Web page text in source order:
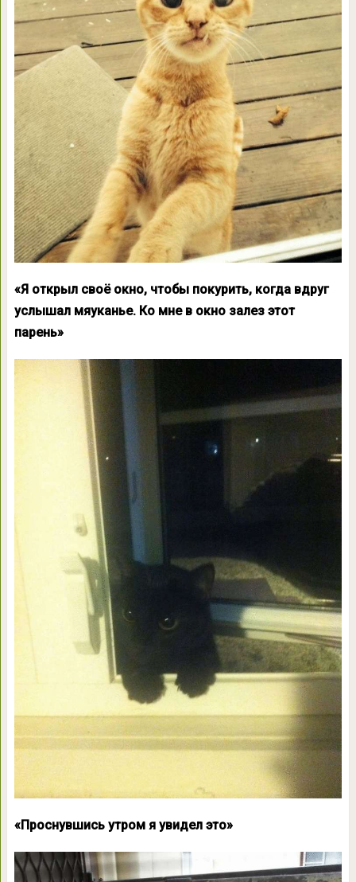
«Я открыл своё окно, чтобы покурить, когда вдруг
услышал мяуканье. Ко мне в окно залез этот
парень»
«Проснувшись утром я увидел это»